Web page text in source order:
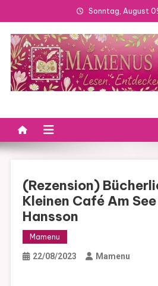
to
content
Sonntag, August
(Rezension)
Kleinen Café Am
Hansson
Mamenu
22/08/2023 Mamenu